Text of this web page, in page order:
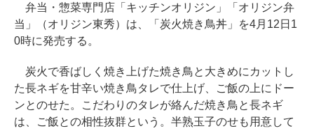
弁当・惣菜専門店「キッチンオリジン」「オリジン弁
当」（オリジン東秀）は、「炭火焼き鳥丼」を4月12日1
0時に発売する。
炭火で香ばしく焼き上げた焼き鳥と大きめにカットし
た長ネギを甘辛い焼き鳥タレで仕上げ、ご飯の上にドー
ンとのせた。こだわりのタレが絡んだ焼き鳥と長ネギ
は、ご飯との相性抜群という。半熟玉子のせも用意して